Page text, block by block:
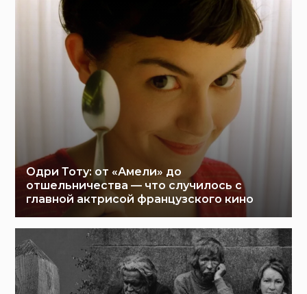
Одри Тоту: от «Амели» до
отшельничества — что случилось с
главной актрисой французского кино